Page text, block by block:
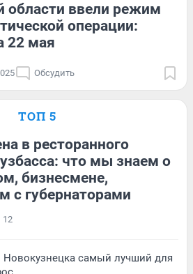
области ввели режим
операции:
22 мая
Обсудить
ТОП 5
в ресторанного
что мы знаем о
бизнесмене,
с губернаторами
12
Новокузнецка самый лучший для